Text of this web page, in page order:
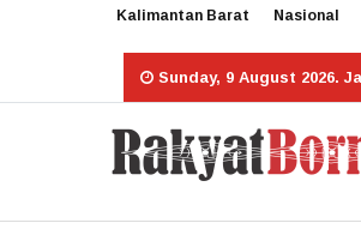
Kalimantan Barat Nasional
Sunday, 9 August 2026.